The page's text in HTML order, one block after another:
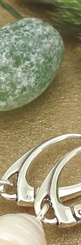
SALE
-29%